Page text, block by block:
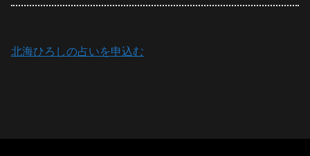
北海ひろしの占いを申込む